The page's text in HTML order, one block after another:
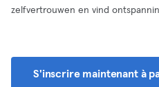
zelfvertrouwen en vind
S'inscrire maintenant à